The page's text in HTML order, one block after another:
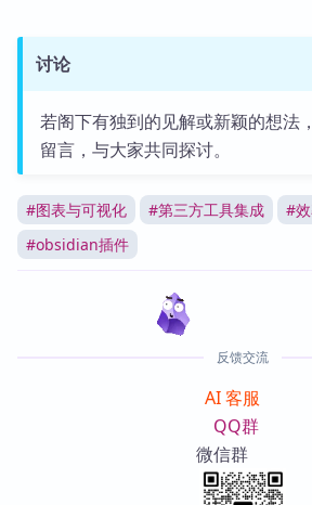
讨论
若阁下有独到的见解或新颖的想法
留言，与大家共同探讨。
#图表与可视化 #第三方工具集成 #
#obsidian插件
反馈交流
AI 客服
QQ群
微信群